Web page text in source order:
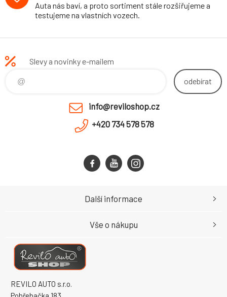
Auta nás baví, a proto sortiment stále rozšiřujeme a
testujeme na vlastních vozech.
Slevy a novinky e-mailem
odebírat
info@reviloshop.cz
+420 734 578 578
REVILO AUTO s.r.o.
Další informace
Vše o nákupu